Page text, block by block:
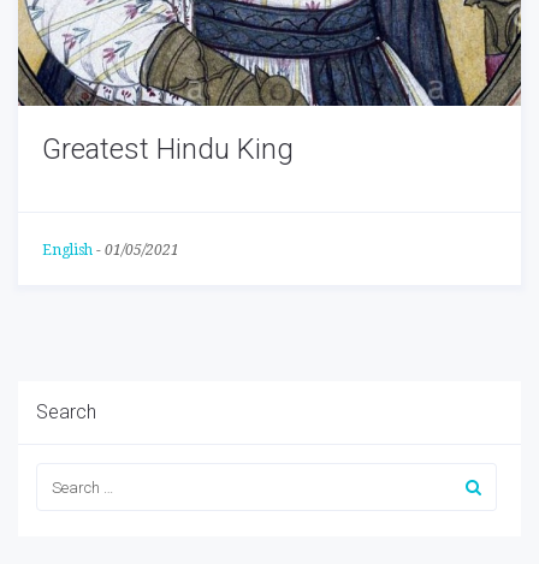
Greatest Hindu King
English - 01/05/2021
Search